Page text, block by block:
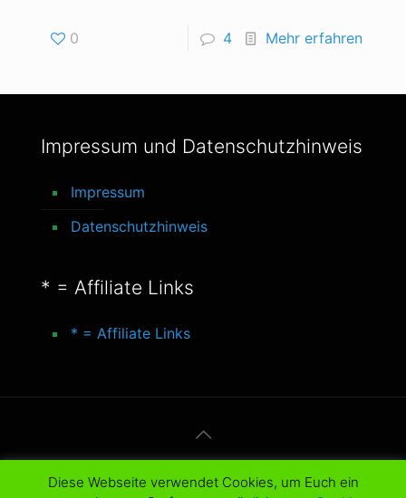
0 4 Mehr erfahren
Impressum und Datenschutzhinweis
Impressum
Datenschutzhinweis
* = Affiliate Links
* = Affiliate Links
© 2016-2025 better-life-blog. All Rights
Diese Webseite verwendet Cookies, um Euch ein